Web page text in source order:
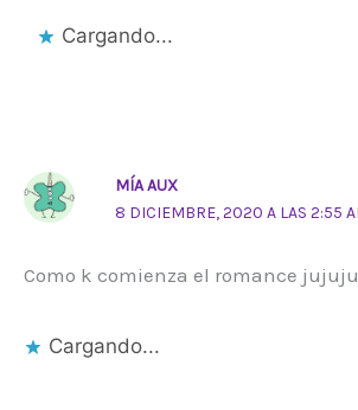
Cargando...
MÍA AUX
8 DICIEMBRE, 2020 A LAS 2:55
Como k comienza el romance
Cargando...